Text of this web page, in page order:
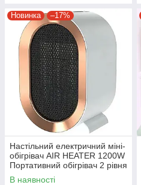
Новинка –17%
Настільний електричний міні-
обігрівач AIR HEATER 1200W
Портативний обігрівач 2 рівня
потужності
В наявності